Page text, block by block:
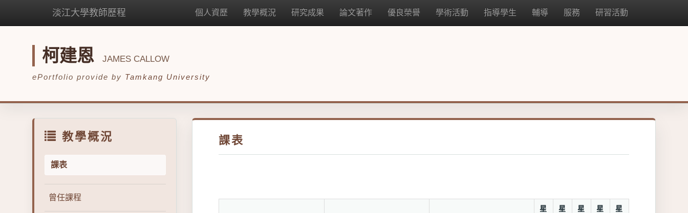
淡江大學教師歷程 個人資歷 教學概況 研究成果 論文著作 優良榮譽 學術活動 指導學生 輔導 服務 研習活動
柯建恩 JAMES CALLOW
ePortfolio provide by Tamkang University
教學概況
課表
曾任課程
課表
星
星
星
星
星